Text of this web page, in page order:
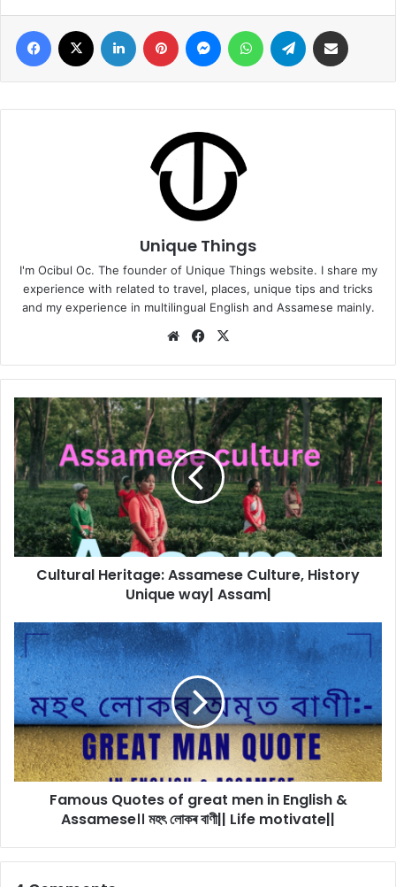
Facebook LinkedIn Pinterest MessengerWhatsAppTelegram
Unique Things
I'm Ocibul Oc. The founder of Unique Things website. I share my
experience with related to travel, places, unique tips and tricks
and my experience in multilingual English and Assamese mainly.
WebsiteFacebook
Cultural
Heritage:
Assamese
Culture,
History
Unique
way|
Assam|
Cultural Heritage: Assamese Culture, History
Unique way| Assam|
Famous
Quotes
of
great
men
in
English
&
Assamese।।
Life
Famous Quotes of great men in English &
Assamese।। মহৎ লোকৰ বাণী|| Life motivate||